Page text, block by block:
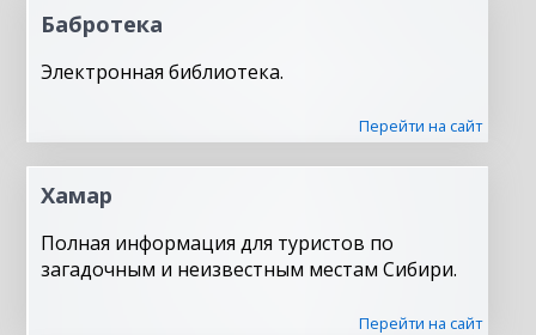
Бабротека
Электронная библиотека.
Перейти на сайт
Хамар
Полная информация для туристов по
загадочным и неизвестным местам Сибири.
Перейти на сайт